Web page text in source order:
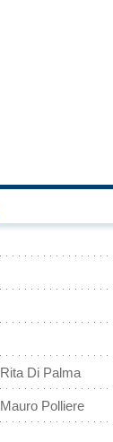
Rita Di Palma
Mauro Polliere